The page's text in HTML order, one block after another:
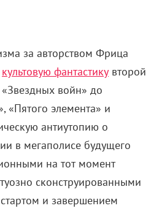
за авторством Фрица
культовую фантастику второй
войн» до
«Пятого элемента» и
антиутопию о
в мегаполисе будущего
на тот момент
сконструированными
и завершением